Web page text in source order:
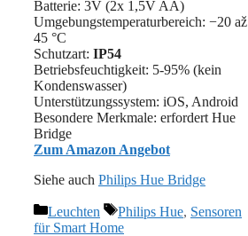
Batterie: 3V (2x 1,5V AA)
Umgebungstemperaturbereich: −20 až
45 °C
Schutzart: IP54
Betriebsfeuchtigkeit: 5-95% (kein
Kondenswasser)
Unterstützungssystem: iOS, Android
Besondere Merkmale: erfordert Hue
Bridge
Zum Amazon Angebot
Siehe auch Philips Hue Bridge
Kategorien
Leuchten Schlagwörter
Philips Hue, Sensoren
für Smart Home